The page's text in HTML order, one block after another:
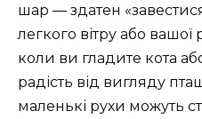
шар — здатен
легкого вітру або
коли ви гладите кота
радість від вигляду
маленькі рухи можуть